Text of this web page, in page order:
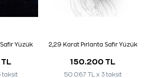
Yüzük
taksit
2,29 Karat Pırlanta Safir Yüzük
150.200 TL
50.067 TL x 3 taksit